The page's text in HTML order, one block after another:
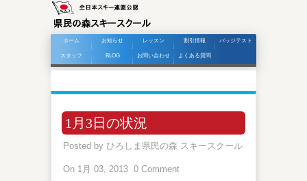
ホーム お知らせ レッスン 割引情報 バッジテスト
スタッフ BLOG お問い合わせ よくある質問
1月3日の状況
Posted by ひろしま県民の森 スキースクール
On 1月 03, 2013 0 Comment